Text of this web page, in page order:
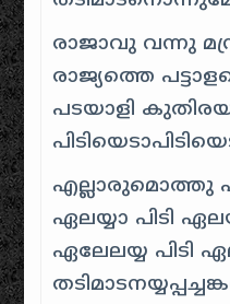
രാജാവു വന്നു
രാജ്യത്തെ
പടയാളി
എല്ലാരുമൊത്തു
ഏലയ്യാ പിടി
ഏലേലയ്യ പിടി